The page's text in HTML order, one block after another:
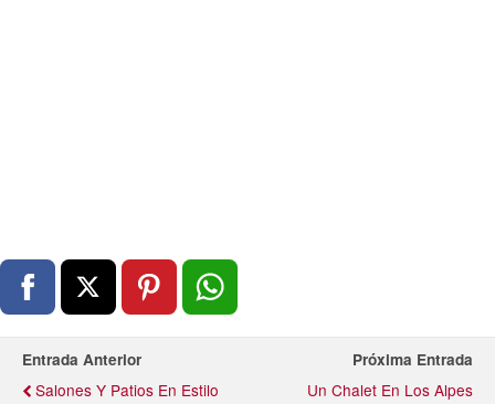
Entrada Anterior
Salones Y Patios En Estilo
Próxima Entrada
Un Chalet En Los Alpes